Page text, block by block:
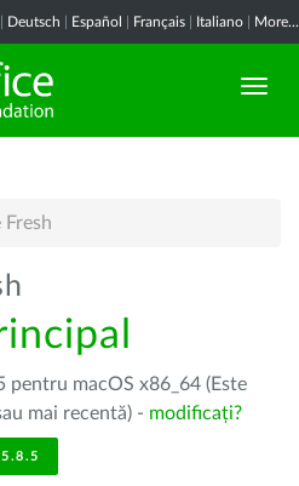
Deutsch Español Français Italiano More...
Fresh
macOS x86_64 (Este
mai recentă) - modificați?